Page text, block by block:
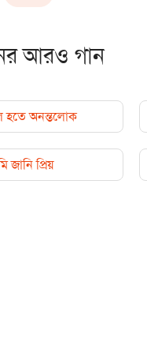
আরও গান
হতে অনন্তলোক
জানি প্রিয়